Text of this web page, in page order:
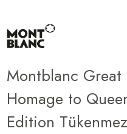
Montblanc Great
Homage to
Edition